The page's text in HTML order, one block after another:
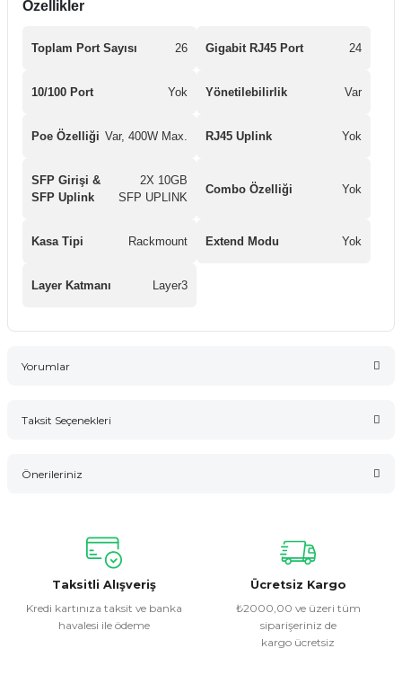
Özellikler
Toplam Port Sayısı 26 Gigabit RJ45 Port 24
10/100 Port Yok Yönetilebilirlik Var
Poe Özelliği Var, 400W Max. RJ45 Uplink Yok
SFP Girişi &
SFP Uplink
2X 10GB
SFP UPLINK
Combo Özelliği Yok
Kasa Tipi Rackmount Extend Modu Yok
Layer Katmanı Layer3
Yorumlar
Taksit Seçenekleri
Önerileriniz
konularda yetersiz gördüğünüz noktaları öneri formunu
kullanarak tarafımıza iletebilirsiniz.
Görüş ve önerileriniz için teşekkür ederiz.
Ürün resmi kalitesiz, bozuk veya görüntülenemiyor.
Taksitli Alışveriş
Kredi kartınıza taksit ve banka
havalesi ile ödeme
Ücretsiz Kargo
₺2000,00 ve üzeri tüm
siparişeriniz de
kargo ücretsiz